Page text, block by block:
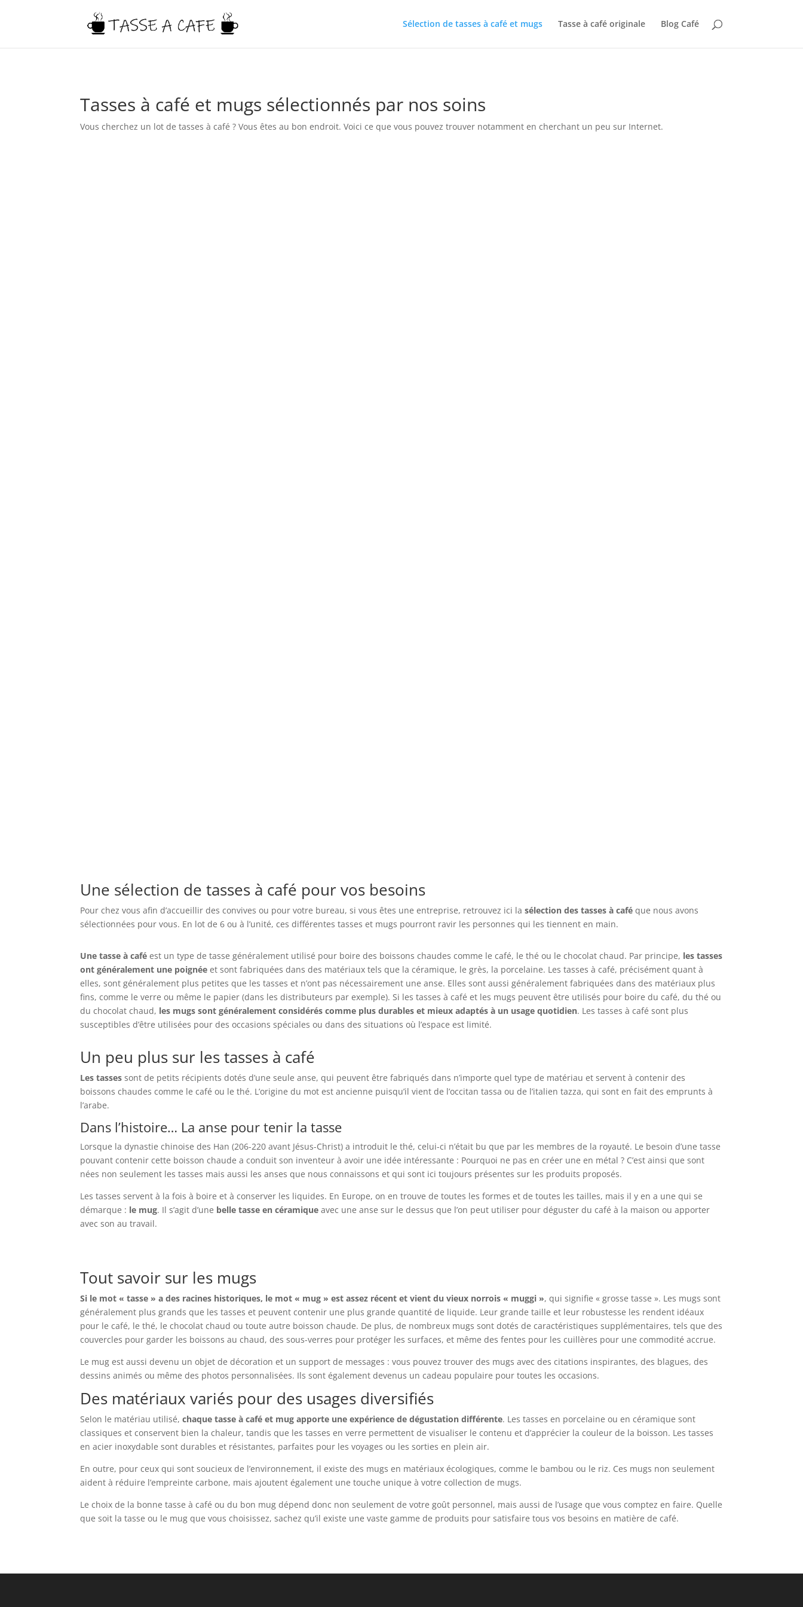
Sélection de tasses à café et mugs Tasse à café originale Blog Café
Tasses à café et mugs sélectionnés par nos soins
Vous cherchez un lot de tasses à café ? Vous êtes au bon endroit. Voici ce que vous pouvez trouver notamment en cherchant un peu sur Internet.
Une sélection de tasses à café pour vos besoins
Pour chez vous afin d’accueillir des convives ou pour votre bureau, si vous êtes une entreprise, retrouvez ici lasélection des tasses à café que nous avons
sélectionnées pour vous. En lot de 6 ou à l’unité, ces différentes tasses et mugs pourront ravir les personnes qui les tiennent en main.
Une tasse à café est un type de tasse généralement utilisé pour boire des boissons chaudes comme le café, le thé ou le chocolat chaud. Par principe, les tasses
ont généralement une poignée et sont fabriquées dans des matériaux tels que la céramique, le grès, la porcelaine. Les tasses à café, précisément quant à
elles, sont généralement plus petites que les tasses et n’ont pas nécessairement une anse. Elles sont aussi généralement fabriquées dans des matériaux plus
fins, comme le verre ou même le papier (dans les distributeurs par exemple). Si les tasses à café et les mugs peuvent être utilisés pour boire du café, du thé ou
du chocolat chaud, les mugs sont généralement considérés comme plus durables et mieux adaptés à un usage quotidien. Les tasses à café sont plus
susceptibles d’être utilisées pour des occasions spéciales ou dans des situations où l’espace est limité.
Un peu plus sur les tasses à café
Les tasses sont de petits récipients dotés d’une seule anse, qui peuvent être fabriqués dans n’importe quel type de matériau et servent à contenir des
boissons chaudes comme le café ou le thé. L’origine du mot est ancienne puisqu’il vient de l’occitan tassa ou de l’italien tazza, qui sont en fait des emprunts à
l’arabe.
Dans l’histoire… La anse pour tenir la tasse
Lorsque la dynastie chinoise des Han (206-220 avant Jésus-Christ) a introduit le thé, celui-ci n’était bu que par les membres de la royauté. Le besoin d’une tasse
pouvant contenir cette boisson chaude a conduit son inventeur à avoir une idée intéressante : Pourquoi ne pas en créer une en métal ? C’est ainsi que sont
nées non seulement les tasses mais aussi les anses que nous connaissons et qui sont ici toujours présentes sur les produits proposés.
Les tasses servent à la fois à boire et à conserver les liquides. En Europe, on en trouve de toutes les formes et de toutes les tailles, mais il y en a une qui se
démarque : le mug. Il s’agit d’une belle tasse en céramique avec une anse sur le dessus que l’on peut utiliser pour déguster du café à la maison ou apporter
avec son au travail.
Tout savoir sur les mugs
Si le mot « tasse » a des racines historiques, le mot « mug » est assez récent et vient du vieux norrois « muggi », qui signifie « grosse tasse ». Les mugs sont
généralement plus grands que les tasses et peuvent contenir une plus grande quantité de liquide. Leur grande taille et leur robustesse les rendent idéaux
pour le café, le thé, le chocolat chaud ou toute autre boisson chaude. De plus, de nombreux mugs sont dotés de caractéristiques supplémentaires, tels que des
couvercles pour garder les boissons au chaud, des sous-verres pour protéger les surfaces, et même des fentes pour les cuillères pour une commodité accrue.
Le mug est aussi devenu un objet de décoration et un support de messages : vous pouvez trouver des mugs avec des citations inspirantes, des blagues, des
dessins animés ou même des photos personnalisées. Ils sont également devenus un cadeau populaire pour toutes les occasions.
Des matériaux variés pour des usages diversifiés
Selon le matériau utilisé,chaque tasse à café et mug apporte une expérience de dégustation différente. Les tasses en porcelaine ou en céramique sont
classiques et conservent bien la chaleur, tandis que les tasses en verre permettent de visualiser le contenu et d’apprécier la couleur de la boisson. Les tasses
en acier inoxydable sont durables et résistantes, parfaites pour les voyages ou les sorties en plein air.
En outre, pour ceux qui sont soucieux de l’environnement, il existe des mugs en matériaux écologiques, comme le bambou ou le riz. Ces mugs non seulement
aident à réduire l’empreinte carbone, mais ajoutent également une touche unique à votre collection de mugs.
Le choix de la bonne tasse à café ou du bon mug dépend donc non seulement de votre goût personnel, mais aussi de l’usage que vous comptez en faire. Quelle
que soit la tasse ou le mug que vous choisissez, sachez qu’il existe une vaste gamme de produits pour satisfaire tous vos besoins en matière de café.